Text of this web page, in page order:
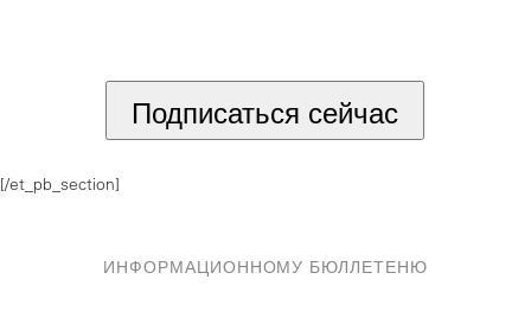
Подписаться сейчас
[/et_pb_section]
ИНФОРМАЦИОННОМУ БЮЛЛЕТЕНЮ